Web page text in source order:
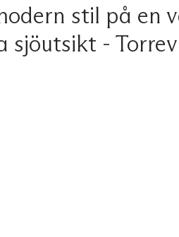
stil på en
sjöutsikt -